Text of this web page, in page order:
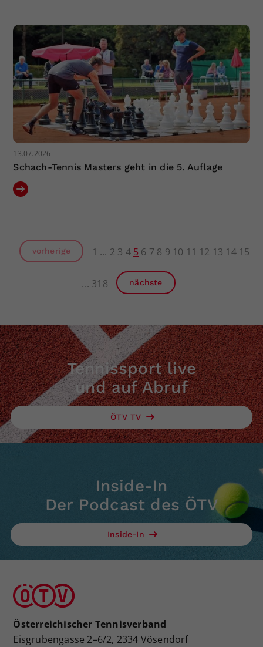
13.07.2026
Schach-Tennis Masters geht in die 5. Auflage
vorherige 1 2 3 4 5 6 7 8 9 10 11 12 13 14 15
318 nächste
Tennissport live
und auf Abruf
ÖTV TV
Inside-In
Der Podcast des ÖTV
Inside-In
Österreichischer Tennisverband
Eisgrubengasse 2–6/2, 2334 Vösendorf